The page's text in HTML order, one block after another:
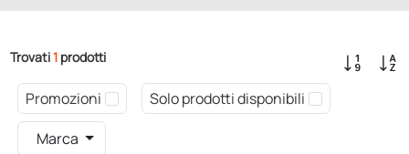
Trovati1 prodotti
Promozioni
Solo prodotti disponibili
Marca